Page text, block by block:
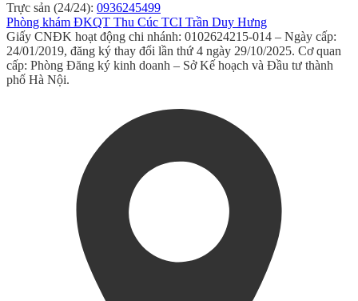
Trực sản (24/24): 0936245499
Phòng khám ĐKQT Thu Cúc TCI Trần Duy Hưng
Giấy CNĐK hoạt động chi nhánh: 0102624215-014 – Ngày cấp:
24/01/2019, đăng ký thay đổi lần thứ 4 ngày 29/10/2025. Cơ quan
cấp: Phòng Đăng ký kinh doanh – Sở Kế hoạch và Đầu tư thành
phố Hà Nội.